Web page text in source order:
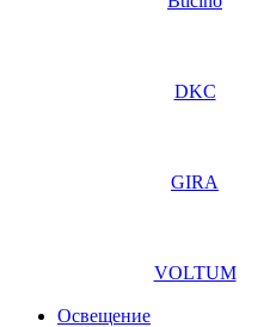
DKC
GIRA
VOLTUM
Освещение